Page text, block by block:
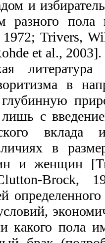
и
разного
Trivers,
et al., 2003].
в
с
вклада
в
и женщин
Brock,
какого пола